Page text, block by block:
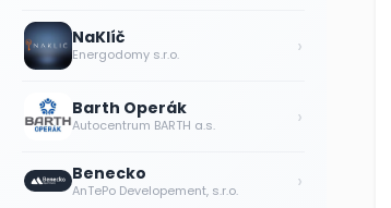
NaKlíč
Energodomy s.r.o. ›
Barth Operák
Autocentrum BARTH a.s. ›
Benecko
AnTePo Developement, s.r.o. ›